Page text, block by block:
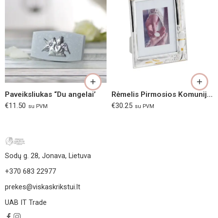
Paveiksliukas “Du angelai’
€11.50 su PVM
Rėmelis Pirmosios Komunijos nuotraukai
€30.25 su PVM
Sodų g. 28, Jonava, Lietuva
+370 683 22977
prekes@viskaskrikstui.lt
UAB IT Trade